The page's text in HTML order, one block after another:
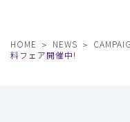
HOME NEWS
料フェア開催中!